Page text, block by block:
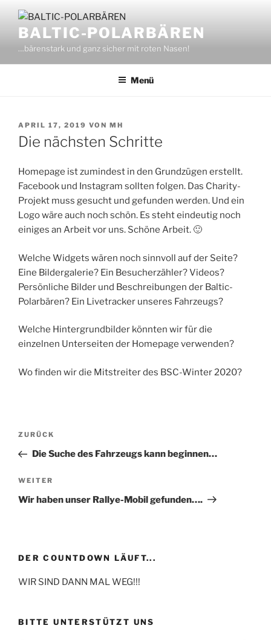
Inhalt
springenBALTIC-POLARBÄREN
…bärenstark und ganz sicher mit roten Nasen!
Menü
VERÖFFENTLICHT
AM
APRIL 17, 2019 VON MH
Die nächsten Schritte
Homepage ist zumindest in den Grundzügen erstellt.
Facebook und Instagram sollten folgen. Das Charity-
Projekt muss gesucht und gefunden werden. Und ein
Logo wäre auch noch schön. Es steht eindeutig noch
einiges an Arbeit vor uns. Schöne Arbeit. 🙂
Welche Widgets wären noch sinnvoll auf der Seite?
Eine Bildergalerie? Ein Besucherzähler? Videos?
Persönliche Bilder und Beschreibungen der Baltic-
Polarbären? Ein Livetracker unseres Fahrzeugs?
Welche Hintergrundbilder könnten wir für die
einzelnen Unterseiten der Homepage verwenden?
Wo finden wir die Mitstreiter des BSC-Winter 2020?
Beitragsnavigation
Vorheriger
Beitrag
ZURÜCK
Die Suche des Fahrzeugs kann beginnen…
Nächster
Beitrag
WEITER
Wir haben unser Rallye-Mobil gefunden….
DER COUNTDOWN LÄUFT...
WIR SIND DANN MAL WEG!!!
BITTE UNTERSTÜTZT UNS